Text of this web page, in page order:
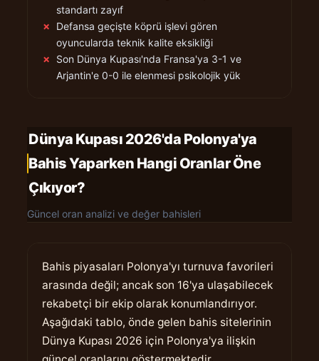
standartı zayıf
✗
Defansa geçişte köprü işlevi gören
oyuncularda teknik kalite eksikliği
✗
Son Dünya Kupası'nda Fransa'ya 3-1 ve
Arjantin'e 0-0 ile elenmesi psikolojik yük
Dünya Kupası 2026'da Polonya'ya
Bahis Yaparken Hangi Oranlar Öne
Çıkıyor?
Güncel oran analizi ve değer bahisleri
Bahis piyasaları Polonya'yı turnuva favorileri
arasında değil; ancak son 16'ya ulaşabilecek
rekabetçi bir ekip olarak konumlandırıyor.
Aşağıdaki tablo, önde gelen bahis sitelerinin
Dünya Kupası 2026 için Polonya'ya ilişkin